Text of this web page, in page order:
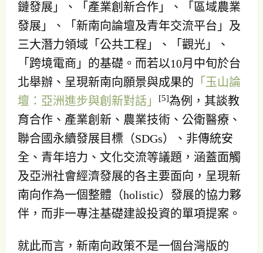
鏈發展」、「產業創新合作」、「區域農業
發展」、「新南向論壇及青年交流平台」及
三大潛力領域「公共工程」、「觀光」、
「跨境電商」的基礎。而若以10月中旬於台
北舉辦、呈現新南向願景與成果的 「玉山論
壇：亞洲進步與創新對話」
[5]為例，其談教
育合作、產業創新、農業技術、公衛醫療、
聯合國永續發展目標（SDGs）、非傳統安
全、青年培力、文化交流等議題，涵蓋面觸
及亞洲社會經濟發展的各主要面向，呈現新
南向作為一個整體（holistic）發展的協力夥
伴，而非一專注基礎建設投資的單項提案。
就此而言，新南向政策不是一個台灣版的